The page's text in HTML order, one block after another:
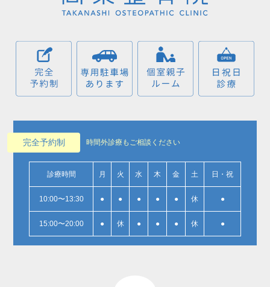
完全予約制 時間外診療もご相談ください
診療時間 月 火 水 木 金 土 日・祝
10:00〜13:30 ● ● ● ● ● 休 ●
15:00〜20:00 ● 休 ● ● ● 休 ●